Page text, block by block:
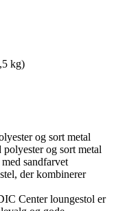
kg)
og sort metal
sandfarvet
der kombinerer
Center loungestol er